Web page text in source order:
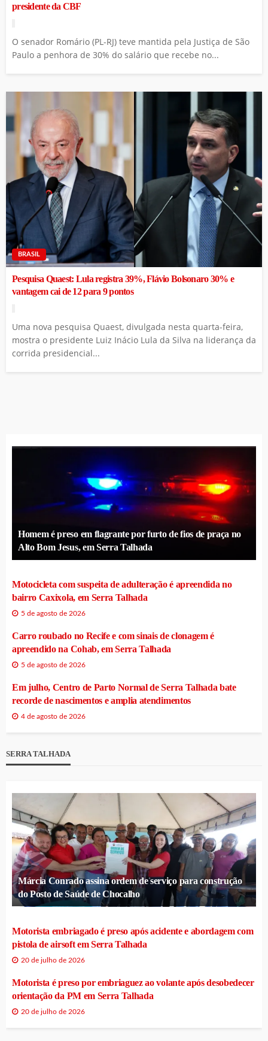
presidente da CBF
O senador Romário (PL-RJ) teve mantida pela Justiça de São
Paulo a penhora de 30% do salário que recebe no...
BRASIL
Pesquisa Quaest: Lula registra 39%, Flávio Bolsonaro 30% e
vantagem cai de 12 para 9 pontos
Uma nova pesquisa Quaest, divulgada nesta quarta-feira,
mostra o presidente Luiz Inácio Lula da Silva na liderança da
corrida presidencial...
Homem é preso em flagrante por furto de fios de praça no
Alto Bom Jesus, em Serra Talhada
Motocicleta com suspeita de adulteração é apreendida no
bairro Caxixola, em Serra Talhada
5 de agosto de 2026
Carro roubado no Recife e com sinais de clonagem é
apreendido na Cohab, em Serra Talhada
5 de agosto de 2026
Em julho, Centro de Parto Normal de Serra Talhada bate
recorde de nascimentos e amplia atendimentos
4 de agosto de 2026
SERRA TALHADA
Márcia Conrado assina ordem de serviço para construção
do Posto de Saúde de Chocalho
Motorista embriagado é preso após acidente e abordagem com
pistola de airsoft em Serra Talhada
20 de julho de 2026
Motorista é preso por embriaguez ao volante após desobedecer
orientação da PM em Serra Talhada
20 de julho de 2026